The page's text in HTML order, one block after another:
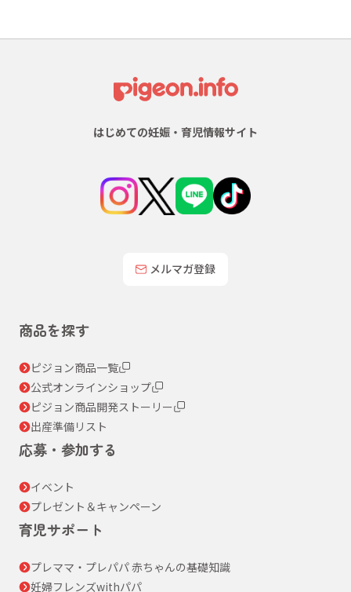
はじめての妊娠・育児情報サイト
メルマガ登録
商品を探す
ピジョン商品一覧
公式オンラインショップ
ピジョン商品開発ストーリー
出産準備リスト
応募・参加する
イベント
プレゼント＆キャンペーン
育児サポート
プレママ・プレパパ 赤ちゃんの基礎知識
妊婦フレンズwithパパ